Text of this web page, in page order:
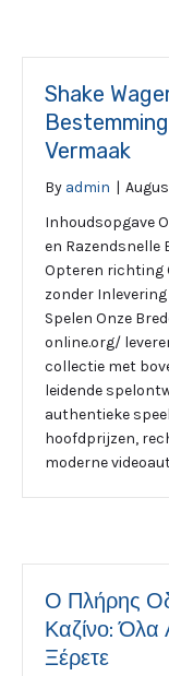
Shake
Vermaak
By admin |
Inhoudsopgave
en Razendsnelle
Opteren richting
zonder
Spelen Onze
online.org/
collectie met
leidende
authentieke
hoofdprijzen,
moderne
Ο Πλήρης
Καζίνο: Όλα
Ξέρετε